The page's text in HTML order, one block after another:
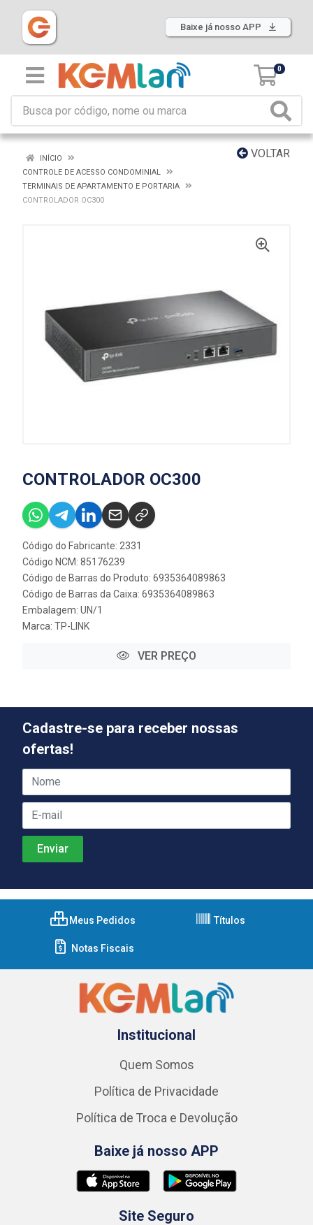
Baixe já nosso APP
0
VOLTAR
INÍCIO
CONTROLE DE ACESSO CONDOMINIAL
TERMINAIS DE APARTAMENTO E PORTARIA
CONTROLADOR OC300
CONTROLADOR OC300
Código do Fabricante: 2331
Código NCM: 85176239
Código de Barras do Produto: 6935364089863
Código de Barras da Caixa: 6935364089863
Embalagem: UN/1
Marca: TP-LINK
VER PREÇO
Cadastre-se para receber nossas
ofertas!
Meus Pedidos Títulos
Notas Fiscais
Institucional
Quem Somos
Política de Privacidade
Política de Troca e Devolução
Baixe já nosso APP
Site Seguro